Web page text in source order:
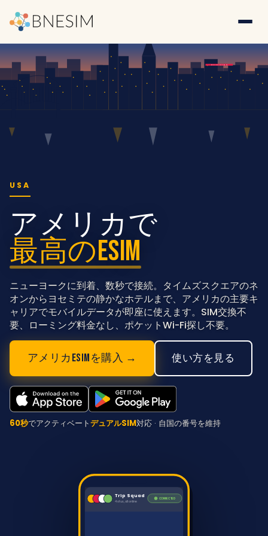
★ ALL 50 STATES ★
USA
アメリカで
最高のeSIM
ニューヨークに到着、数秒で接続。タイムズスクエアのネ
オンからヨセミテの静かなホテルまで、アメリカの主要キ
ャリアでモバイルデータが即座に使えます。SIM交換不
要、ローミング料金なし、ポケットWi-Fi探し不要。
アメリカESIMを購入 → 使い方を見る
60秒でアクティベートデュアルSIM対応 · 自国の番号を維持